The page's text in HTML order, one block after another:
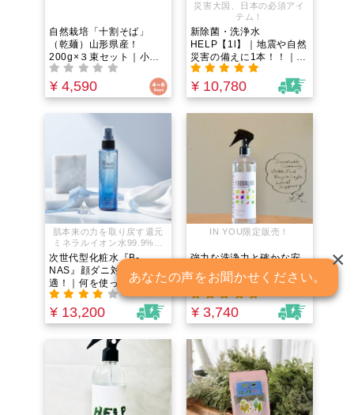
自然栽培「十割そば」
（乾麺）山形県産！
200g×３束セット｜小麦
粉一切不使用。無化学肥
料/無農薬（農薬不使用）
「そば湯」で〆る！海外
¥ 4,590
災害大国、日本の必須アイ
テム！
新除菌・洗浄水
HELP【1l】｜地震や自然
災害の備えに1本！！｜大
手精密機器、カメラのレ
ンズの生産工場やリフォ
ーム清掃会社などの専門
さを兼ね備えた次世代型
の衛生対策品｜コロナ禍
ではinyoumarketでも売
り上げ立て続けに1位を獲
¥ 10,780
肌本来の力を取り戻す還元
ミネラルイオン水99.9%だ
けの全く新しいコスメ！
次世代型化粧水『B-
NAS』顔ダニ対策にも最
適！｜何を使ってもブツ
ブツが気になるという方
へ！肌本来の力を取り戻
す還元ミネラルイオン水
コスメ！
¥ 13,200
IN YOU限定販売！
強力な洗浄力と確かな安
全性を兼ね備え、 食材を
美味しくすることもでき
る 次世代型の食品用洗浄
水「FOODALIVE」 IN
YOU限定販売！
¥ 3,740
×
あなたの声をお聞かせください。